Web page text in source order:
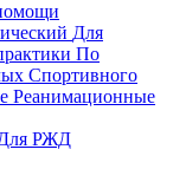
Для
По
Спортивного
Реанимационные
РЖД